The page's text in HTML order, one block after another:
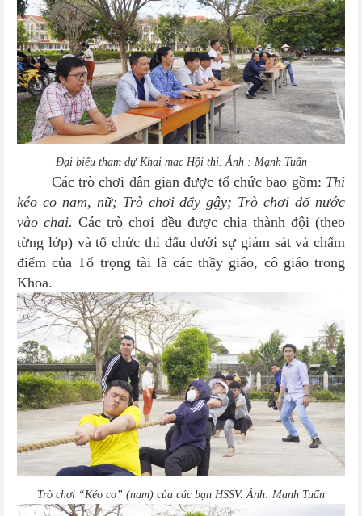
Đại biểu tham dự Khai mạc Hội thi. Ảnh : Mạnh Tuấn
Các trò chơi dân gian được tổ chức bao gồm: Thi
kéo co nam, nữ; Trò chơi đẩy gậy; Trò chơi đổ nước
vào chai. Các trò chơi đều được chia thành đội (theo
từng lớp) và tổ chức thi đấu dưới sự giám sát và chấm
điểm của Tổ trọng tài là các thầy giáo, cô giáo trong
Khoa.
Trò chơi “Kéo co” (nam) của các bạn HSSV. Ảnh: Mạnh Tuấn